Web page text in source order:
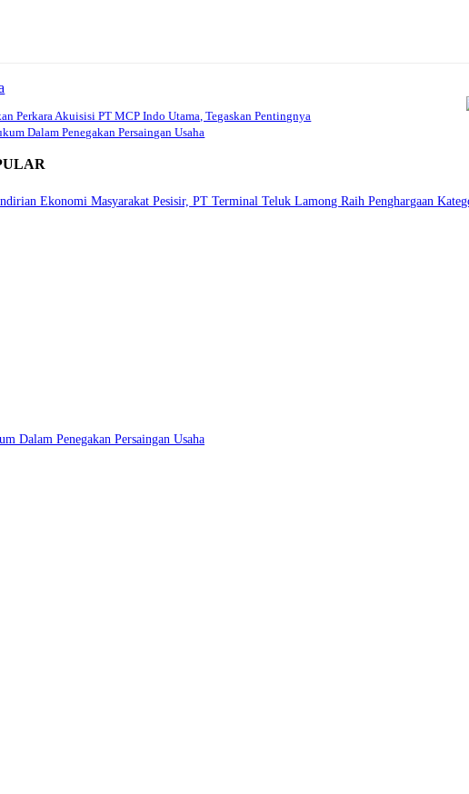
Perkara Akuisisi PT MCP Indo Utama, Tegaskan Pentingnya
Dalam Penegakan Persaingan Usaha
Ekonomi Masyarakat Pesisir, PT Terminal Teluk Lamong Raih Penghargaan
Dalam Penegakan Persaingan Usaha